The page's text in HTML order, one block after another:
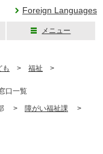
Foreign Languages
メニュー
も > 福祉 >
口一覧
部 > 障がい福祉課 >